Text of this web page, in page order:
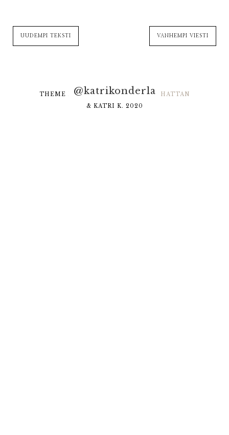
UUDEMPI TEKSTI VANHEMPI VIESTI
@katrikonderla
THEME DESIGNED BYHELLO MANHATTAN
& KATRI K. 2020